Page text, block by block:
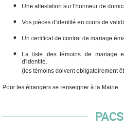
Une attestation sur l'honneur de
Vos pièces d'identité en cours de
Un certificat de contrat de mariage
La liste des témoins de mariage
d'identité.
(les témoins doivent obligatoirement
Pour les étrangers se renseigner à la Mairie.
PACS